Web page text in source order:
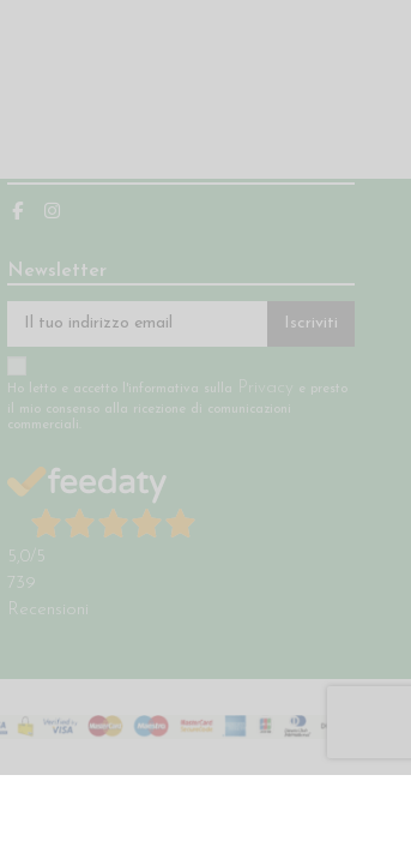
Newsletter
Iscriviti
Ho letto e accetto l'informativa sulla Privacy
e presto
il mio consenso alla ricezione di comunicazioni
commerciali.
5,0/5
739
Recensioni